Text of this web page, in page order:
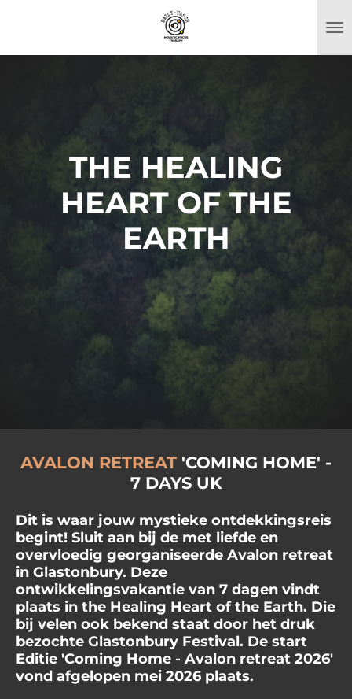
naar
THE HEALING
HEART OF THE
EARTH
AVALON RETREAT 'COMING HOME' -
7 DAYS UK
Dit is waar jouw mystieke ontdekkingsreis
begint! Sluit aan bij de met liefde en
overvloedig georganiseerde Avalon retreat
in Glastonbury. Deze
ontwikkelingsvakantie van 7 dagen vindt
plaats in the Healing Heart of the Earth. Die
bij velen ook bekend staat door het druk
bezochte Glastonbury Festival. De start
Editie 'Coming Home - Avalon retreat 2026'
vond afgelopen mei 2026 plaats.